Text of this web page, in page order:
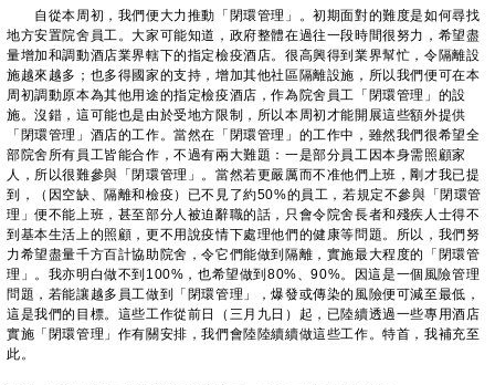
自從本周初，我們便大力推動「閉環管理」。初期面對的難度是如何尋找
地方安置院舍員工。大家可能知道，政府整體在過往一段時間很努力，希望盡
量增加和調動酒店業界轄下的指定檢疫酒店。很高興得到業界幫忙，令隔離設
施越來越多；也多得國家的支持，增加其他社區隔離設施，所以我們便可在本
周初調動原本為其他用途的指定檢疫酒店，作為院舍員工「閉環管理」的設
施。沒錯，這可能也是由於受地方限制，所以本周初才能開展這些額外提供
「閉環管理」酒店的工作。當然在「閉環管理」的工作中，雖然我們很希望全
部院舍所有員工皆能合作，不過有兩大難題：一是部分員工因本身需照顧家
人，所以很難參與「閉環管理」。當然若更嚴厲而不准他們上班，剛才我已提
到，（因空缺、隔離和檢疫）已不見了約50%的員工，若規定不參與「閉環管
理」便不能上班，甚至部分人被迫辭職的話，只會令院舍長者和殘疾人士得不
到基本生活上的照顧，更不用說疫情下處理他們的健康等問題。所以，我們努
力希望盡量千方百計協助院舍，令它們能做到隔離，實施最大程度的「閉環管
理」。我亦明白做不到100%，也希望做到80%、90%。因這是一個風險管理
問題，若能讓越多員工做到「閉環管理」，爆發或傳染的風險便可減至最低，
這是我們的目標。這些工作從前日（三月九日）起，已陸續透過一些專用酒店
實施「閉環管理」作有關安排，我們會陸陸續續做這些工作。特首，我補充至
此。